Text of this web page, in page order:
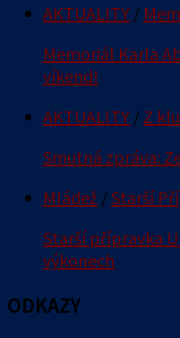
AKTUALITY /
Memoriál Karla
víkend!
AKTUALITY / Z
Smutná zpráva:
Mládež /Starší
Starší přípravka
výkonech
ODKAZY